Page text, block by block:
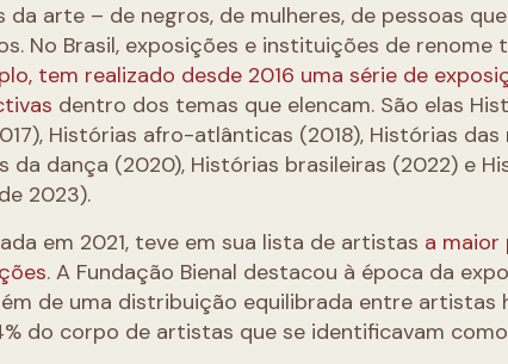
arte – de negros, de mulheres, de pessoas
No Brasil, exposições e instituições de renome
tem realizado desde 2016 uma série de
dentro dos temas que elencam. São elas
Histórias afro-atlânticas (2018), Histórias das
da dança (2020), Histórias brasileiras (2022) e
2023).
em 2021, teve em sua lista de artistas a maior
. A Fundação Bienal destacou à época da
de uma distribuição equilibrada entre artistas
do corpo de artistas que se identificavam